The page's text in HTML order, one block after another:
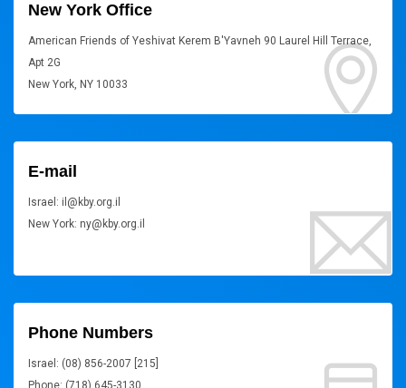
New York Office
American Friends of Yeshivat Kerem B'Yavneh 90 Laurel Hill Terrace,
Apt 2G
New York, NY 10033
E-mail
Israel: il@kby.org.il
New York: ny@kby.org.il
Phone Numbers
Israel: (08) 856-2007 [215]
Phone: (718) 645-3130